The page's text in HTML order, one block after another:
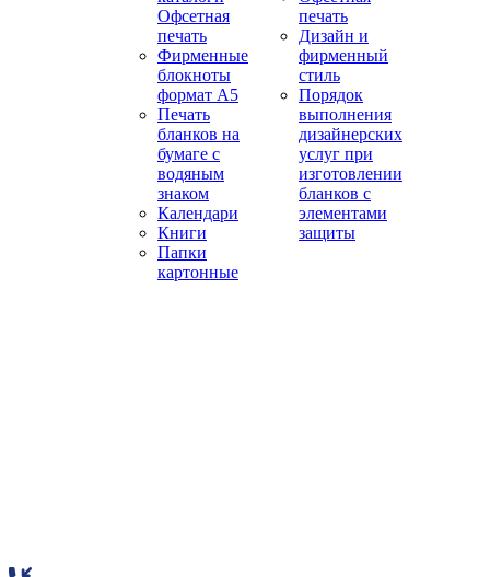
Офсетная
печать
Фирменные
блокноты
формат А5
Печать
бланков на
бумаге с
водяным
знаком
Календари
Книги
Папки
картонные
печать
Дизайн и
фирменный
стиль
Порядок
выполнения
дизайнерских
услуг при
изготовлении
бланков с
элементами
защиты